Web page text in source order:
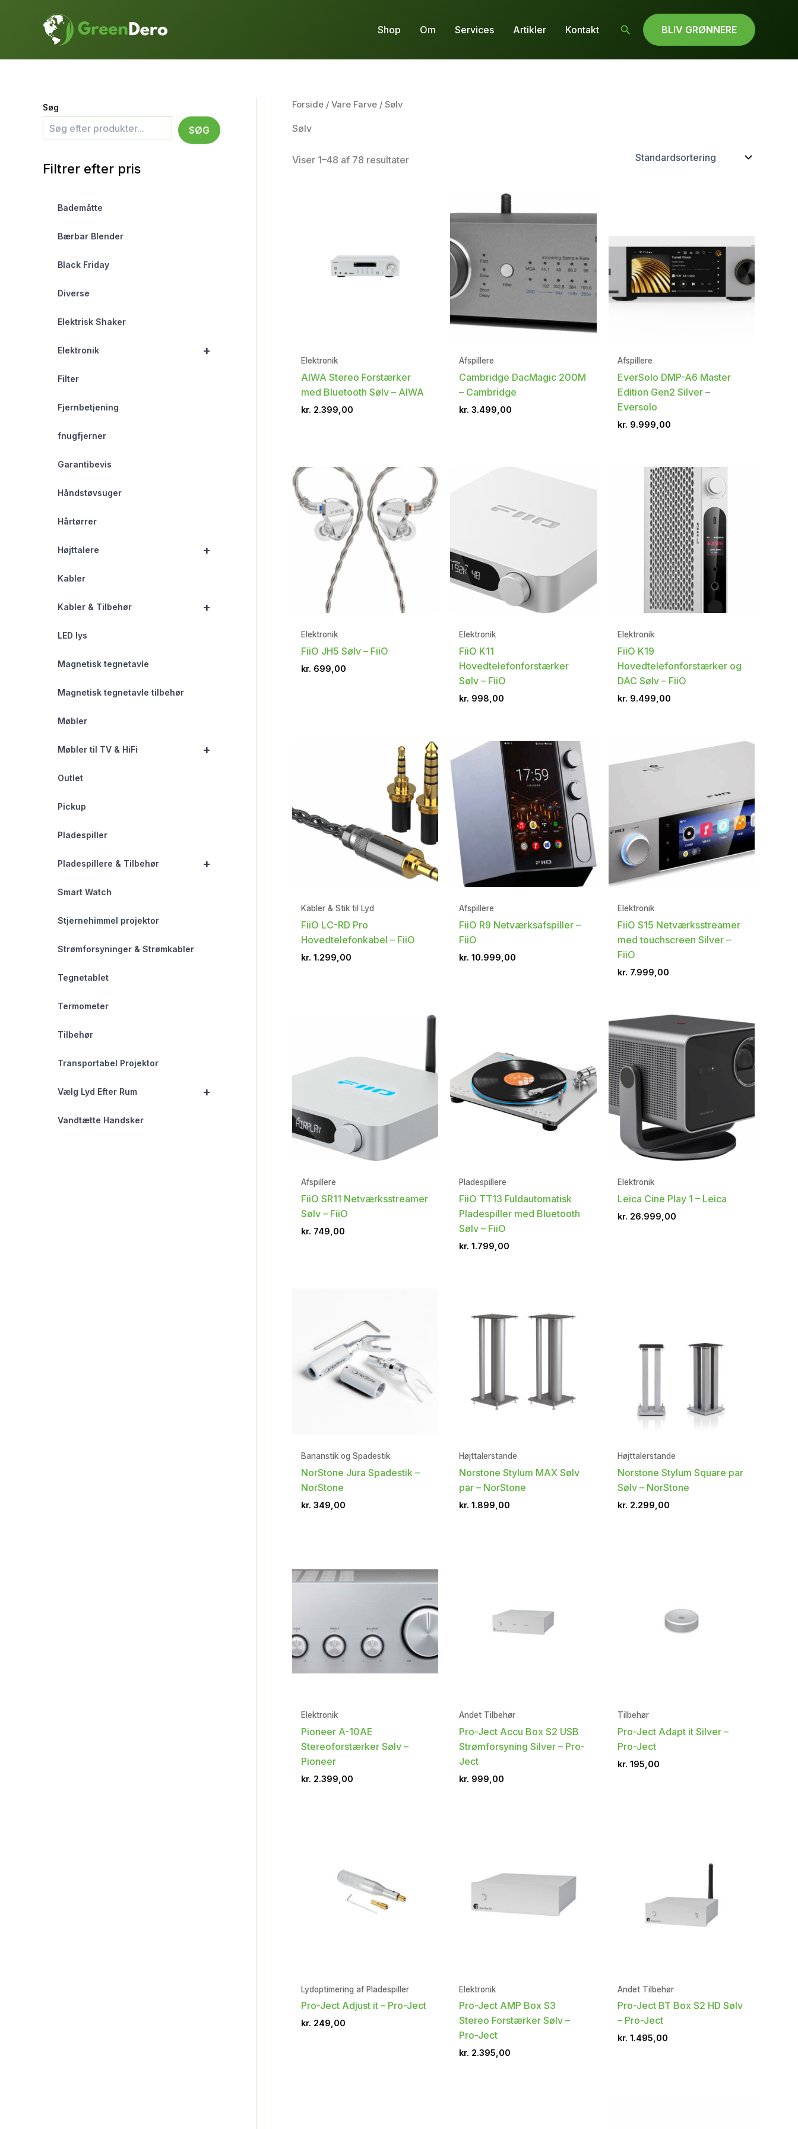
Shop Om Services Artikler Kontakt Søg BLIV GRØNNERE
Søg
SØG
Filtrer efter pris
Bademåtte
Bærbar Blender
Black Friday
Diverse
Elektrisk Shaker
+
Elektronik
Filter
Fjernbetjening
fnugfjerner
Garantibevis
Håndstøvsuger
Hårtørrer
+
Højttalere
Kabler
+
Kabler & Tilbehør
LED lys
Magnetisk tegnetavle
Magnetisk tegnetavle tilbehør
Møbler
+
Møbler til TV & HiFi
Outlet
Pickup
Pladespiller
+
Pladespillere & Tilbehør
Smart Watch
Stjernehimmel projektor
Strømforsyninger & Strømkabler
Tegnetablet
Termometer
Tilbehør
Transportabel Projektor
+
Vælg Lyd Efter Rum
Vandtætte Handsker
Forside / Vare Farve / Sølv
Sølv
Viser 1–48 af 78 resultater
Elektronik
AIWA Stereo Forstærker
med Bluetooth Sølv – AIWA
kr. 2.399,00
Afspillere
Cambridge DacMagic 200M
– Cambridge
kr. 3.499,00
Afspillere
EverSolo DMP-A6 Master
Edition Gen2 Silver –
Eversolo
kr. 9.999,00
Elektronik
FiiO JH5 Sølv – FiiO
kr. 699,00
Elektronik
FiiO K11
Hovedtelefonforstærker
Sølv – FiiO
kr. 998,00
Elektronik
FiiO K19
Hovedtelefonforstærker og
DAC Sølv – FiiO
kr. 9.499,00
Kabler & Stik til Lyd
FiiO LC-RD Pro
Hovedtelefonkabel – FiiO
kr. 1.299,00
Afspillere
FiiO R9 Netværksafspiller –
FiiO
kr. 10.999,00
Elektronik
FiiO S15 Netværksstreamer
med touchscreen Silver –
FiiO
kr. 7.999,00
Afspillere
FiiO SR11 Netværksstreamer
Sølv – FiiO
kr. 749,00
Pladespillere
FiiO TT13 Fuldautomatisk
Pladespiller med Bluetooth
Sølv – FiiO
kr. 1.799,00
Elektronik
Leica Cine Play 1 – Leica
kr. 26.999,00
Bananstik og Spadestik
NorStone Jura Spadestik –
NorStone
kr. 349,00
Højttalerstande
Norstone Stylum MAX Sølv
par – NorStone
kr. 1.899,00
Højttalerstande
Norstone Stylum Square par
Sølv – NorStone
kr. 2.299,00
Elektronik
Pioneer A-10AE
Stereoforstærker Sølv –
Pioneer
kr. 2.399,00
Andet Tilbehør
Pro-Ject Accu Box S2 USB
Strømforsyning Silver – Pro-
Ject
kr. 999,00
Tilbehør
Pro-Ject Adapt it Silver –
Pro-Ject
kr. 195,00
Lydoptimering af Pladespiller
Pro-Ject Adjust it – Pro-Ject
kr. 249,00
Elektronik
Pro-Ject AMP Box S3
Stereo Forstærker Sølv –
Pro-Ject
kr. 2.395,00
Andet Tilbehør
Pro-Ject BT Box S2 HD Sølv
– Pro-Ject
kr. 1.495,00